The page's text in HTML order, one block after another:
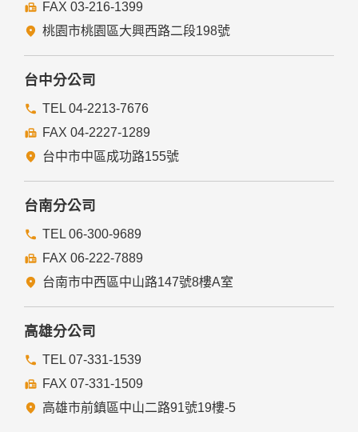
FAX 03-216-1399
桃園市桃園區大興西路二段198號
台中分公司
TEL 04-2213-7676
FAX 04-2227-1289
台中市中區成功路155號
台南分公司
TEL 06-300-9689
FAX 06-222-7889
台南市中西區中山路147號8樓A室
高雄分公司
TEL 07-331-1539
FAX 07-331-1509
高雄市前鎮區中山二路91號19樓-5